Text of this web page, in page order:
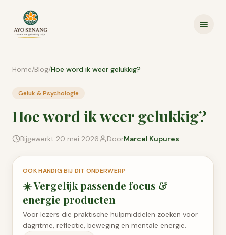
Home/Blog/Hoe word ik weer gelukkig?
Geluk & Psychologie
Hoe word ik weer gelukkig?
Bijgewerkt 20 mei 2026 DoorMarcel Kupures
OOK HANDIG BIJ DIT ONDERWERP
☀️Vergelijk passende focus &
energie producten
Voor lezers die praktische hulpmiddelen zoeken voor
dagritme, reflectie, beweging en mentale energie.